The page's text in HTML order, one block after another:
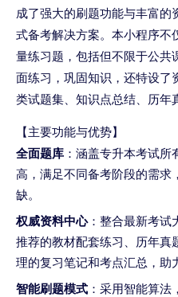
成了强大的刷题功能与丰富
式备考解决方案。本小程序不
量练习题，包括但不限于公共
面练习，巩固知识，还特设了
类试题集、知识点总结、历年
【主要功能与优势】
全面题库 ：涵盖专升本考试
高，满足不同备考阶段的需求
缺。
权威资料中心：整合最新考试
推荐的教材配套练习、历年真
理的复习笔记和考点汇总，助
智能刷题模式 ：采用智能算